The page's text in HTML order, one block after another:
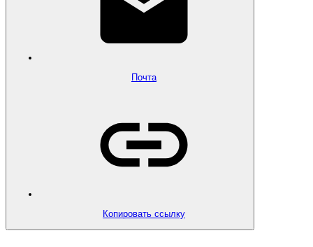
Почта
Копировать ссылку